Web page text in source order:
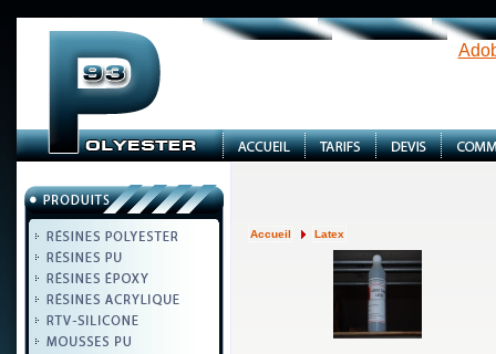
Accueil Latex